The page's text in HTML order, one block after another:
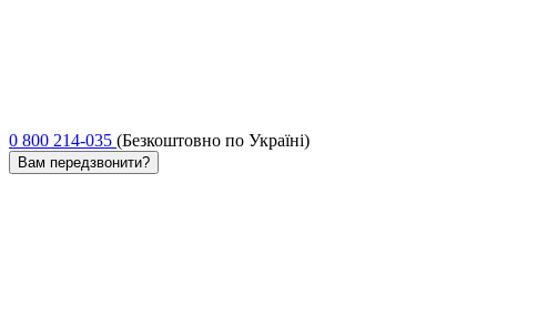
0 800 214-035 (Безкоштовно по Україні)
Вам передзвонити?